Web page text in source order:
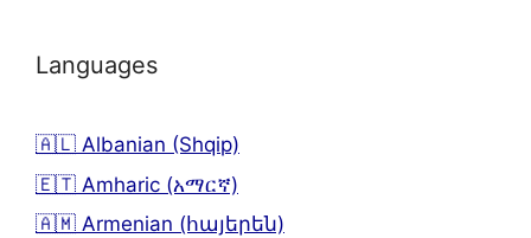
Languages
🇦🇱 Albanian (Shqip)
🇪🇹 Amharic (አማርኛ)
🇦🇲 Armenian (հայերեն)